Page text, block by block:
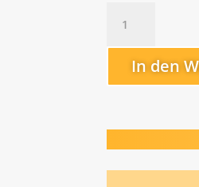
Menge
In den